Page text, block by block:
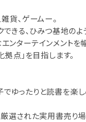
貨、ゲームー。
きる、ひみつ基地のよ
ンターテインメントを
拠点」を目指します。
でゆったりと読書を楽
厳選された実用書売り場